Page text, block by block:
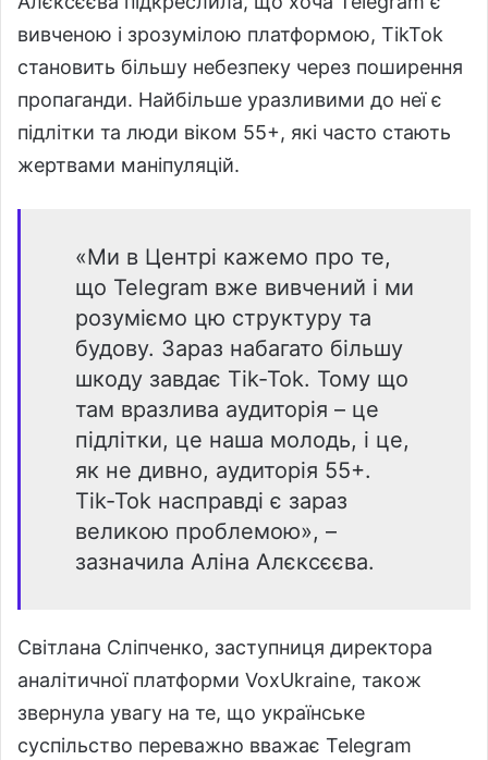
вивченою і зрозумілою платформою, TikTok
становить більшу небезпеку через поширення
пропаганди. Найбільше уразливими до неї є
підлітки та люди віком 55+, які часто стають
жертвами маніпуляцій.
«Ми в Центрі кажемо про те,
що Telegram вже вивчений і ми
розуміємо цю структуру та
будову. Зараз набагато більшу
шкоду завдає Tik-Tok. Тому що
там вразлива аудиторія – це
підлітки, це наша молодь, і це,
як не дивно, аудиторія 55+.
Tik-Tok насправді є зараз
великою проблемою», –
зазначила Аліна Алєксєєва.
Світлана Сліпченко, заступниця директора
аналітичної платформи VoxUkraine, також
звернула увагу на те, що українське
суспільство переважно вважає Telegram